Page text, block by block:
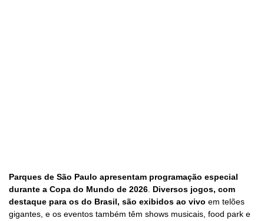
Parques de São Paulo apresentam programação especial
durante a Copa do Mundo de 2026 Diversos jogos, com
destaque para os do Brasil, são exibidos ao vivo em telões
gigantes, e os eventos também têm shows musicais, food park e